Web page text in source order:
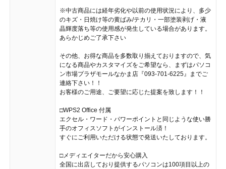
※中古商品には経年劣化や以前の使用状況により、多少
のキズ・日焼け等の黄ばみ/テカリ・一部塗装剥げ・液
晶輝度落ち等の使用感が発生している場合があります。
あらかじめご了承下さい
その他、お得な商品を多数取り揃えておりますので、気
になる商品やカスタマイズをご希望なら、まずはパソコ
ン市場プラザモールなかま店『093-701-6225』までご
連絡下さい！！
お客様のご用途、ご要望に応じた提案を致します！！
□WPS2 Office 付属
エクセル・ワード・パワーポイントと同じような使い勝
手のオフィスソフトがインストール済！
すぐにご利用いただける状態で発送いたしております。
□メディエイターだから安心購入
全国に出店しており提供するパソコンは100項目以上の